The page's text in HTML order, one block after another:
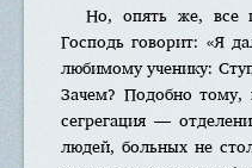
Но, опять же, все
Господь говорит: «Я
любимому ученику:
Зачем? Подобно тому,
сегрегация —
людей, больных не